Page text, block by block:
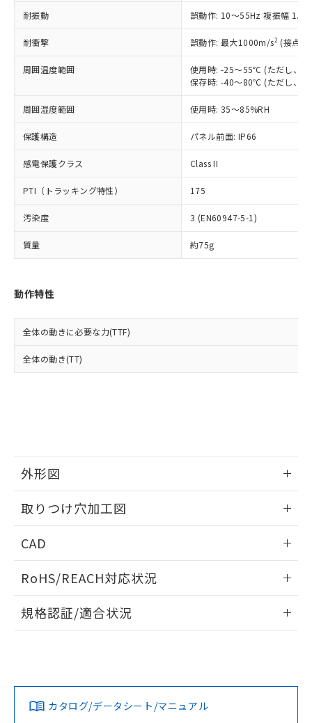
耐振動 誤動作: 10～55Hz 複振幅
耐衝撃 誤動作: 最大1000m/s2 (接点
周囲温度範囲
使用時: -25～55℃ (ただし、氷
保存時: -40～80℃ (ただし、氷
周囲湿度範囲 使用時: 35～85%RH
保護構造 パネル前面: IP66
感電保護クラス Class II
PTI（トラッキング特性） 175
汚染度 3 (EN60947-5-1)
質量 約75g
動作特性
全体の動きに必要な力(TTF)
全体の動き(TT)
外形図
取りつけ穴加工図
CAD
ドすることができます。
ログイン/会員登録
ダウンロードデータをご利用いただく前に、以下を必ずお読
みください。
ソフトウェアの使用条件
RoHS/REACH対応状況
EU RoHS 注意事項・凡例
対応済み
規格認証/適合状況
カタログ/データシート/マニュアル
記載している更新日時点での社内デー
タに基づき作成されるものであり、閲
覧された時点での実際の在庫および標
準価格とは異なる場合があることをご
正式な納期状況および標準価格はお客
様のお取引先、またはお客様担当のオ
ムロン制御機器販売店・当社販売員に
オムロン制御機器販売店や当社販売拠
販売ネットワーク
」をご確認
ください。
在庫状況および標準価格結果を当社の
事前の承諾なく第三者に漏洩または開
示しないようお願いします。
マイパーツ機能（部品リスト作成サー
ビス）をご利用いただくには、I-Web
メンバーズにご登録されている必要が
および当社の共同利用者が、当社の製
品・サービスに関するお客様との取
をご了承ください。
※当社の共同利用者とは、"個人情報
鉛(Pb) 1000ppm以下、 水銀(Hg) 1000ppm以下、 カド
六価クロム(Cr(Ⅵ)) 1000ppm以下、ポリ臭化ビフェニル
類(PBB) 1000ppm以下、ポリ臭化ジフェニルエーテル類
(PBDE) 1000ppm以下、フタル酸ビス(2-エチルヘキシ
ル) (DEHP)(別名：DOP) 1000ppm以下、フタル酸ブチ
ルベンジル（BBP） 1000ppm以下、フタル酸ジブチル
（DBP） 1000ppm以下、フタル酸ジイソブチル
(DIBP) 1000ppm以下
但し、RoHS指令で産業用監視および制御機器に対する
適用除外項目は除く。
フタル酸エステル類の４物質については閾値を超える意
図的な使用がないことを確認しています。
※2 対応予定月
部品在庫の切り替え状況などにより、予定
月が前後することがあります。
下記の非含有証明書をダウンロードするこ
とができます。
EU RoHS指令（10物質）の非含有証明書
物質の対応では、対応完了までの期間は出
荷製品に未対応品が混在することから備考
既に当社にて対応品への在庫切替を完了
していることから、特段のことがない限
り、2022年1月12日より割愛しておりま
*中国RoHS10物質の基準値 (GB/T26572)：
Pb(鉛) :1000ppm、 Hg(水銀) : 1000ppm、 Cd(カドミウ
Cr(Ⅵ)(六価クロム) : 1000ppm、 PBBs(ポリ臭化ビフェ
ニル類) : 1000ppm、 PBDEs(ポリ臭化ジフェニルエーテ
ル) : 1000ppm、
DEHP(フタル酸ビス(2-エチルヘキシル)) : 1000ppm
※2 環境保護使用期限
「ｅ」：有害物質（10物質）のすべてが基
準値以下であることを示します。
「10」：通常の使用状況下において有害物
質が外部に漏えいし、環境に深刻な影響を
及ぼさない年数を意味します。
（以下｢規制貨物等」という）を輸出
または国外への提供する場合は、日本
国政府の輸出許可(または役務取引許
可)を取得するなどの必要な手続きを
当社は規制貨物を破棄する場合は、完
全に破砕するなど、違法に輸出されな
いよう必要な手段を講じます。
当社は貴社製品を、核兵器、ミサイ
ル、化学兵器、生物兵器またはその他
武器並びにこれらの製造装置等に一切
使用いたしません。
当社は、貴社製品を第三者に販売する
場合は、上記1、2および3の内容を当
該第三者に通知します。また当社は、
販売先および販売に係わる関係者が違
法に輸出するおそれがある場合は、取
り引きをいたしません。
○ 一定数以上の在庫あり
△ 一定数には満たないが在庫あり
在庫なし(最新の在庫状況につ
いては、お客様のお取引先、ま
たはお客様担当のオムロン制御
機器販売店・当社販売員にご確
認ください)
受注生産機種、また在庫状況の
情報を公開していない機種